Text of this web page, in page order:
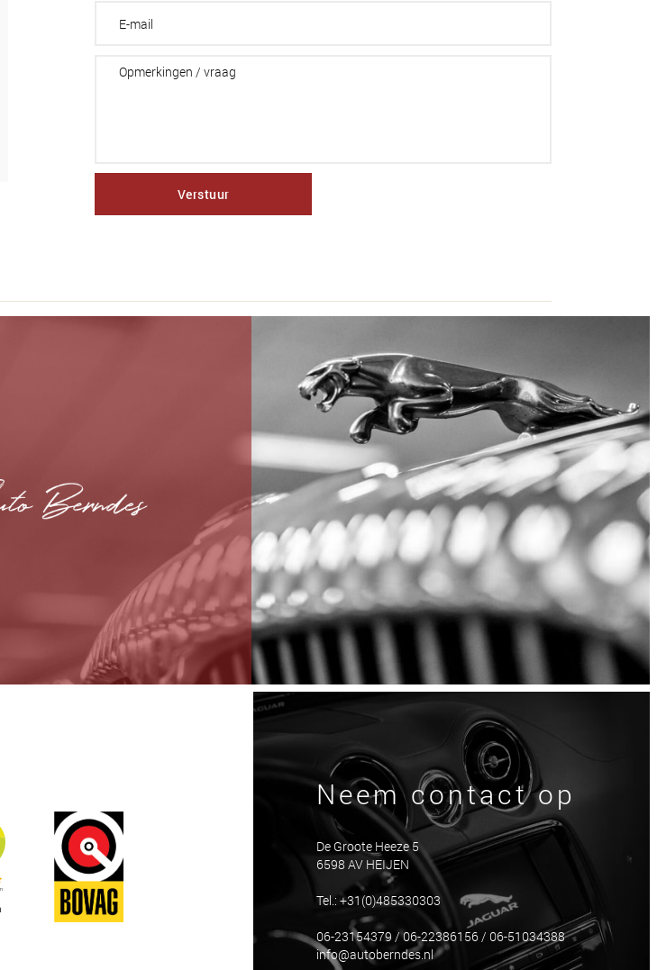
Verstuur
Neem contact op
De Groote Heeze 5
6598 AV HEIJEN
Tel.: +31(0)485330303
06-23154379 / 06-22386156 / 06-51034388
info@autoberndes.nl